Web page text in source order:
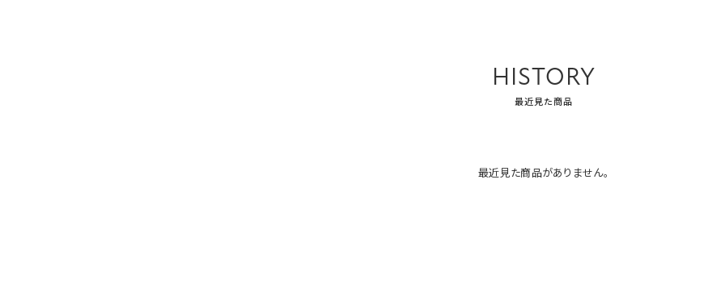
HISTORY
最近見た商品
最近見た商品がありません。